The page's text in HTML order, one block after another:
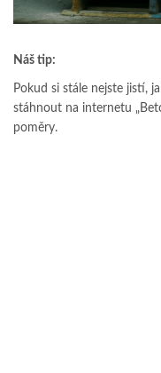
Náš tip:
Pokud si stále nejste jistí,
stáhnout na internetu
poměry.